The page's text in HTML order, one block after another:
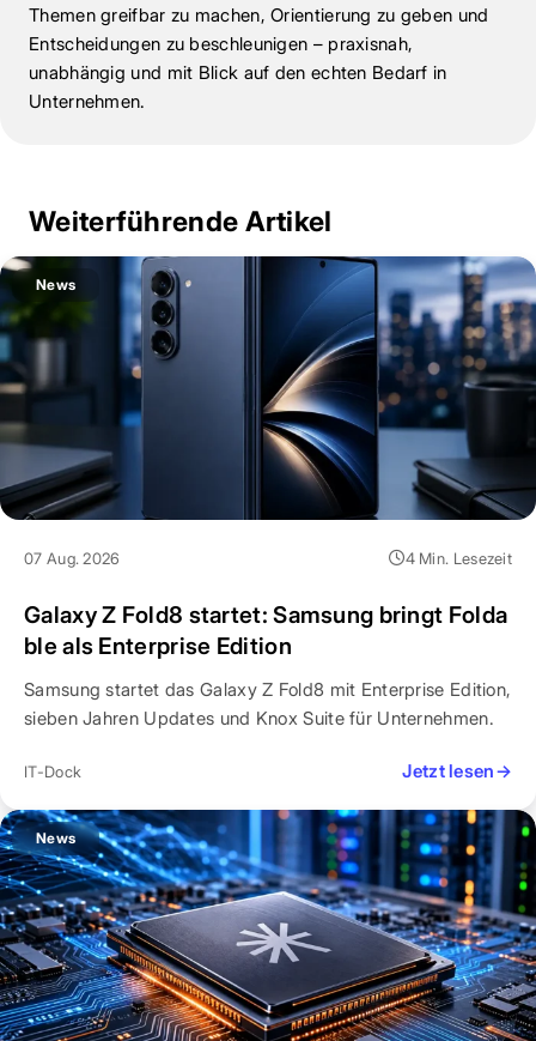
Themen greifbar zu machen, Orientierung zu geben und
Entscheidungen zu beschleunigen – praxisnah,
unabhängig und mit Blick auf den echten Bedarf in
Unternehmen.
Weiterführende Artikel
News
07 Aug. 2026 4 Min. Lesezeit
Galaxy Z Fold8 startet: Samsung bringt Folda
ble als Enterprise Edition
Samsung startet das Galaxy Z Fold8 mit Enterprise Edition,
sieben Jahren Updates und Knox Suite für Unternehmen.
IT-Dock Jetzt lesen→
News